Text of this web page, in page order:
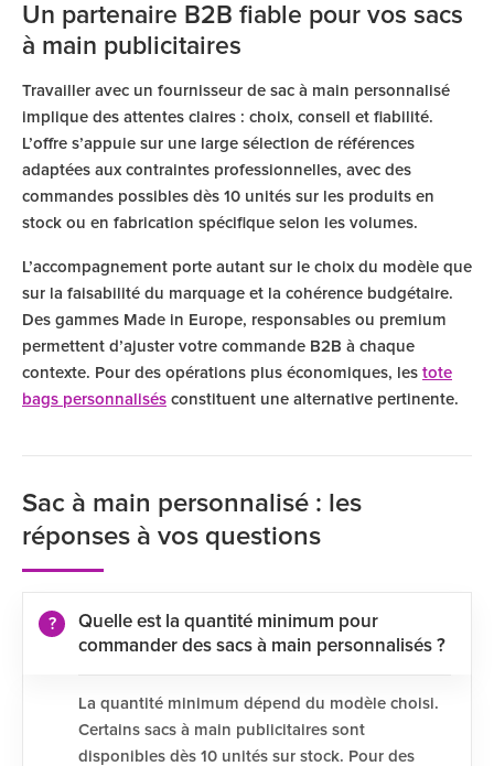
Un partenaire B2B fiable pour vos sacs
à main publicitaires
Travailler avec un fournisseur de sac à main personnalisé
implique des attentes claires : choix, conseil et fiabilité.
L’offre s’appuie sur une large sélection de références
adaptées aux contraintes professionnelles, avec des
commandes possibles dès 10 unités sur les produits en
stock ou en fabrication spécifique selon les volumes.
L’accompagnement porte autant sur le choix du modèle que
sur la faisabilité du marquage et la cohérence budgétaire.
Des gammes Made in Europe, responsables ou premium
permettent d’ajuster votre commande B2B à chaque
contexte. Pour des opérations plus économiques, les tote
bags personnalisés constituent une alternative pertinente.
Sac à main personnalisé : les
réponses à vos questions
Quelle est la quantité minimum pour
commander des sacs à main personnalisés ?
La quantité minimum dépend du modèle choisi.
Certains sacs à main publicitaires sont
disponibles dès 10 unités sur stock. Pour des